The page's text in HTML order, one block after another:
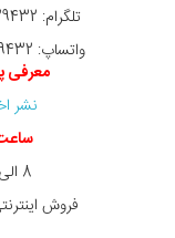
تلگرام: 989196829432+
واتساپ: 989196829432+
معرفی
نشر
8 الی 21
فروش اینترنتی 24